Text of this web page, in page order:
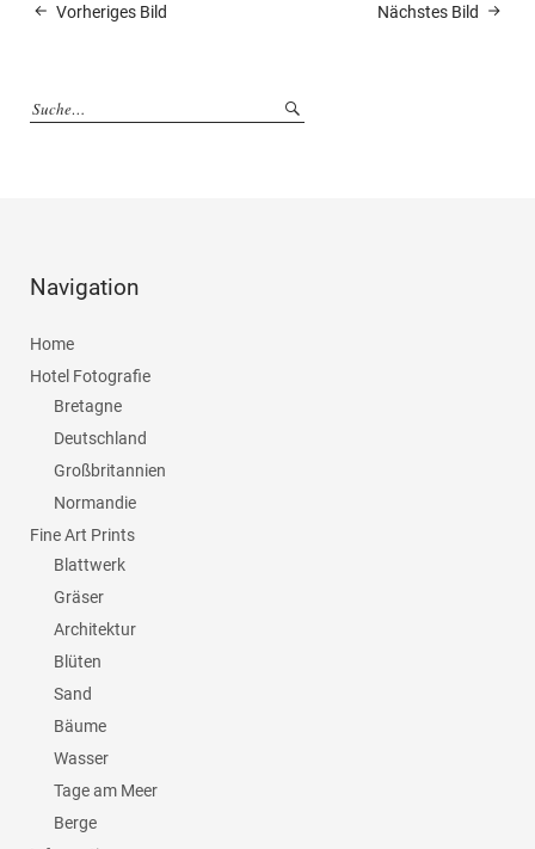
Nächstes Bild
Vorheriges Bild
Navigation
Home
Hotel Fotografie
Bretagne
Deutschland
Großbritannien
Normandie
Fine Art Prints
Blattwerk
Gräser
Architektur
Blüten
Sand
Bäume
Wasser
Tage am Meer
Berge